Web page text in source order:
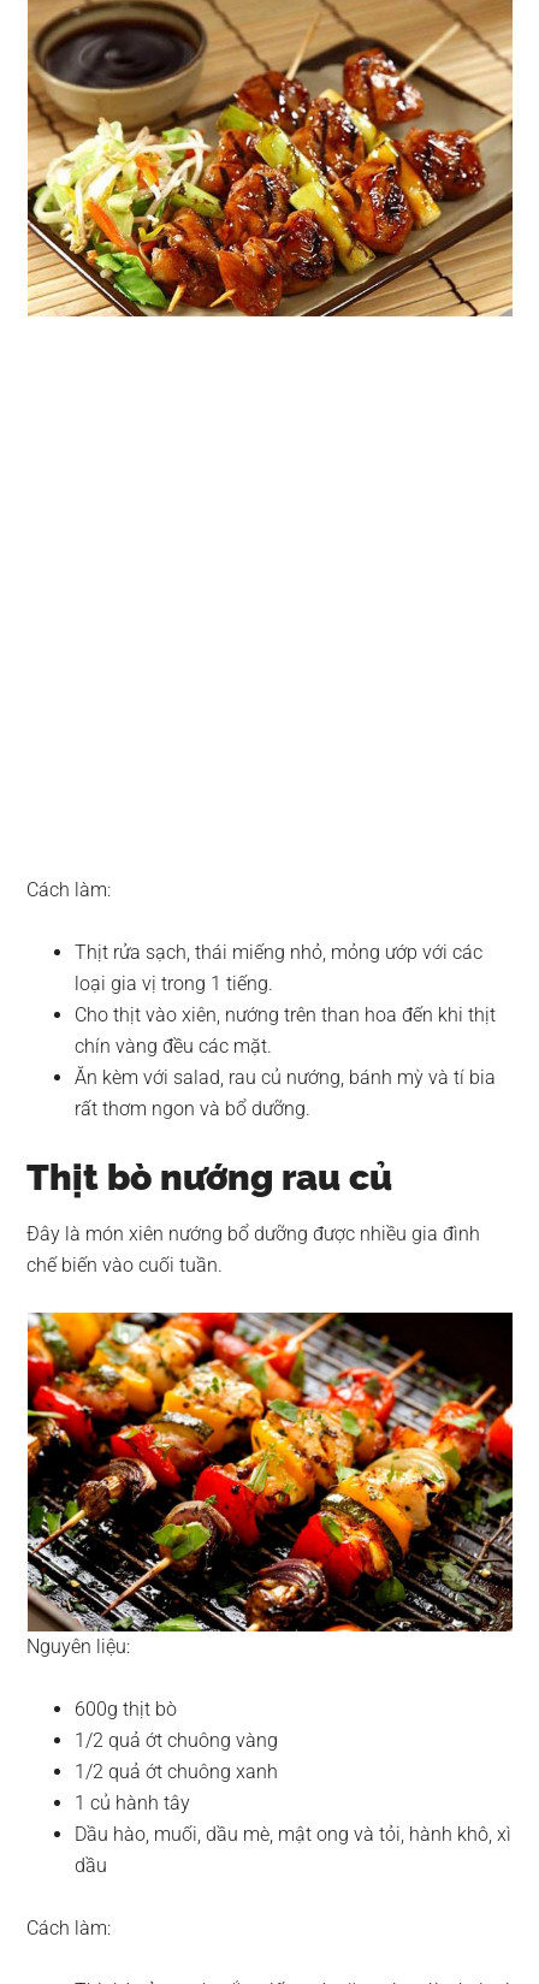
Cách làm:
Thịt rửa sạch, thái miếng nhỏ, mỏng ướp với các
loại gia vị trong 1 tiếng.
Cho thịt vào xiên, nướng trên than hoa đến khi thịt
chín vàng đều các mặt.
Ăn kèm với salad, rau củ nướng, bánh mỳ và tí bia
rất thơm ngon và bổ dưỡng.
Thịt bò nướng rau củ
Đây là món xiên nướng bổ dưỡng được nhiều gia đình
chế biến vào cuối tuần.
Nguyên liệu:
600g thịt bò
1/2 quả ớt chuông vàng
1/2 quả ớt chuông xanh
1 củ hành tây
Dầu hào, muối, dầu mè, mật ong và tỏi, hành khô, xì
dầu
Cách làm: